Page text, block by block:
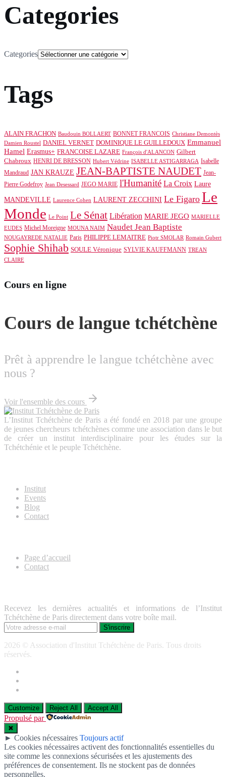
Categories
Categories
Tags
ALAIN FRACHON Baudouin BOLLAERT BONNET FRANCOIS Christiane Demontès
Damien Roustel DANIEL VERNET DOMINIQUE LE GUILLEDOUX Emmanuel
Hamel Erasmus+ FRANCOISE LAZARE François d'ALANCON Gilbert
Chabroux HENRI DE BRESSON Hubert Védrine ISABELLE ASTIGARRAGA Isabelle
Mandraud JAN KRAUZE JEAN-BAPTISTE NAUDET Jean-
Pierre Godefroy Jean Desessard JEGO MARIE l'Humanité La Croix Laure
MANDEVILLE Laurence Cohen LAURENT ZECCHINI Le Figaro Le
Monde Le Point Le Sénat Libération MARIE JEGO MARIELLE
EUDES Michel Moreigne MOUNA NAIM Naudet Jean Baptiste
NOUGAYREDE NATALIE Paris PHILIPPE LEMAITRE Piotr SMOLAR Romain Gubert
Sophie Shihab SOULE Véronique SYLVIE KAUFFMANN TREAN
CLAIRE
Cours en ligne
Cours de langue tchétchène
Prêt à apprendre le langue tchétchène avec
nous ?
Voir l'ensemble des cours
L’Institut Tchétchène de Paris a été fondé en 2018 par une groupe
de jeunes chercheurs tchétchènes comme une association dans le but
de créer un institut interdisciplinaire pour les études sur la
Tchétchénie et le peuple Tchétchène.
Institut
Events
Blog
Contact
Page d’accueil
Contact
Recevez les dernières actualités et informations de l’Institut
Tchétchène de Paris directement dans votre boîte mail.
2026 © Association d'Institut Tchétchène de Paris. Tous droits
réservés.
Customize Reject All Accept All
Propulsé par
✖
► Cookies nécessaires Toujours actif
Les cookies nécessaires activent des fonctionnalités essentielles du
site comme les connexions sécurisées et les ajustements des
préférences de consentement. Ils ne stockent pas de données
personnelles.